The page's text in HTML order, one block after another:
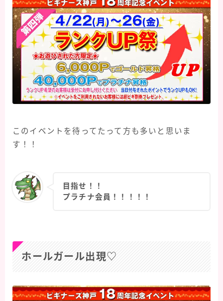
このイベントを待ってたって方も多いと思いま
す！！
目指せ！！
プラチナ会員！！！！！
ホールガール出現♡